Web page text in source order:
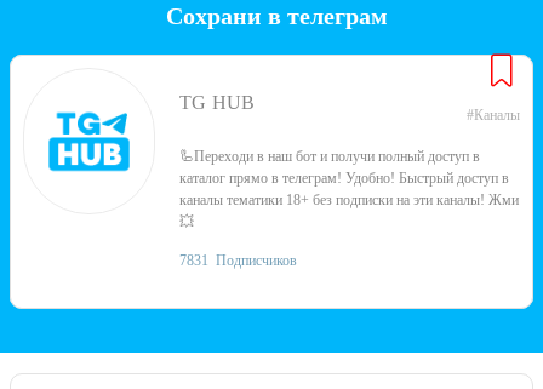
Сохрани в телеграм
TG HUB
#Каналы
🦾Переходи в наш бот и получи полный доступ в
каталог прямо в телеграм! Удобно! Быстрый доступ в
каналы тематики 18+ без подписки на эти каналы! Жми
💥
7831 Подписчиков